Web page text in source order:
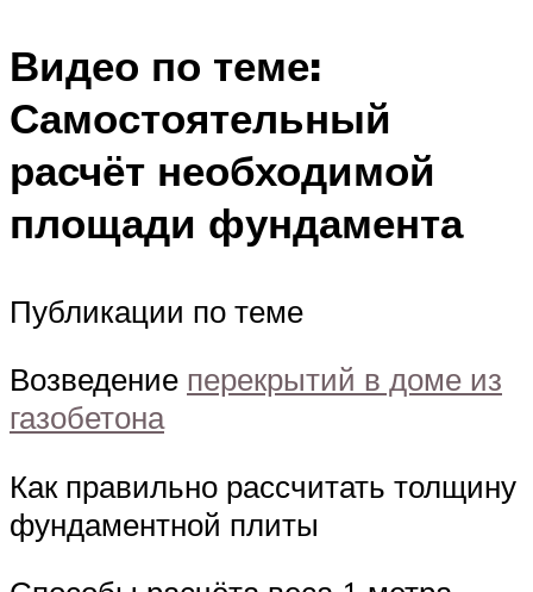
Видео по теме:
Самостоятельный
расчёт необходимой
площади фундамента
Публикации по теме
Возведение перекрытий в доме из
газобетона
Как правильно рассчитать толщину
фундаментной плиты